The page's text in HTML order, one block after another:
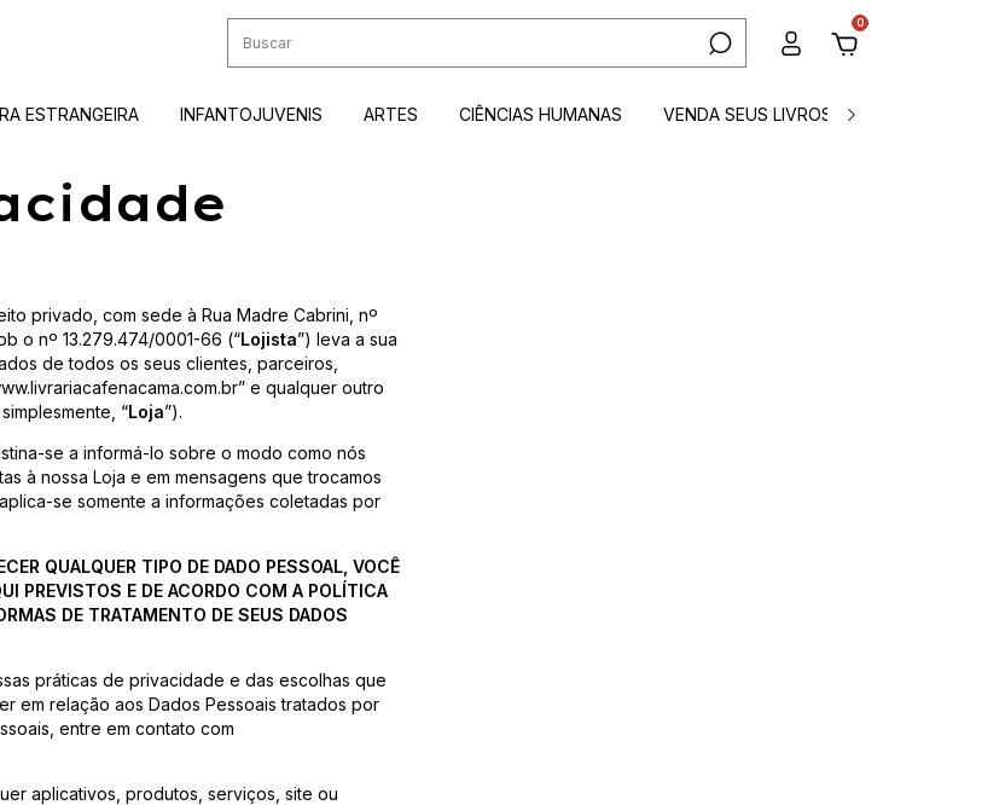
0
ESTRANGEIRA INFANTOJUVENIS ARTES CIÊNCIAS HUMANAS VENDA SEUS LIVROS
privado, com sede à Rua Madre Cabrini, nº
o nº 13.279.474/0001-66 (“Lojista”) leva a sua
de todos os seus clientes, parceiros,
e qualquer outro
“Loja”).
se a informá-lo sobre o modo como nós
à nossa Loja e em mensagens que trocamos
se somente a informações coletadas por
QUALQUER TIPO DE DADO PESSOAL, VOCÊ
PREVISTOS E DE ACORDO COM A POLÍTICA
DE TRATAMENTO DE SEUS DADOS
práticas de privacidade e das escolhas que
relação aos Dados Pessoais tratados por
entre em contato com
aplicativos, produtos, serviços, site ou